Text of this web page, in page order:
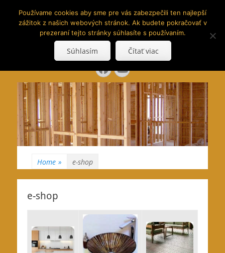
www.hranoly.sk
…kus prírody priamo k Vám
Search
Facebook
YouTube
Home » e-shop
e-shop
Používame cookies aby sme pre vás zabezpečili ten najlepší
zážitok z našich webových stránok. Ak budete pokračovať v
prezeraní tejto stránky súhlasíte s používaním.
Súhlasím Čítať viac